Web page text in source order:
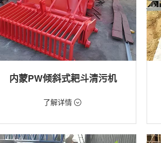
内蒙PW倾斜式耙斗清污机
价格：1.28万/台了解详情